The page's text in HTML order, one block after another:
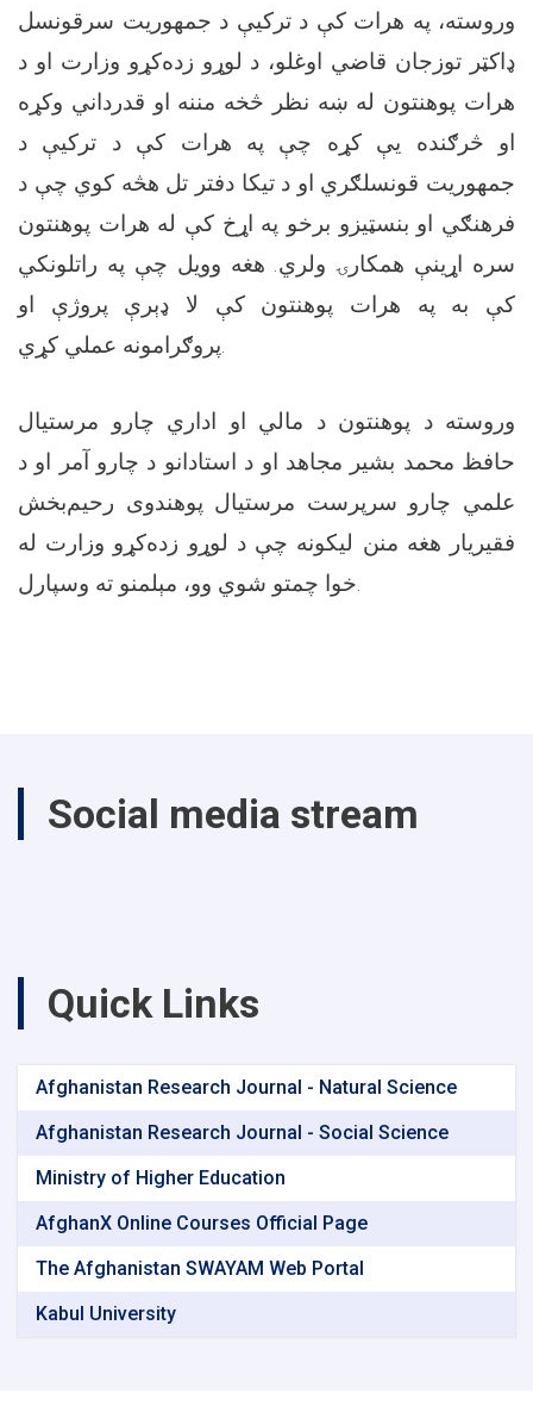
وروسته، په هرات کې د ترکیې د جمهوریت سرقونسل
ډاکټر توزجان قاضي اوغلو، د لوړو زده‌کړو وزارت او د
هرات پوهنتون له ښه نظر څخه مننه او قدرداني وکړه
او څرګنده یې کړه چې په هرات کې د ترکیې د
جمهوریت قونسلګري او د تیکا دفتر تل هڅه کوي چې د
فرهنګي او بنسټیزو برخو په اړخ کې له هرات پوهنتون
سره اړینې همکارۍ ولري. هغه وویل چې په راتلونکي
کې به په هرات پوهنتون کې لا ډېرې پروژې او
پروګرامونه عملي کړي.
وروسته د پوهنتون د مالي او اداري چارو مرستیال
حافظ محمد بشیر مجاهد او د استادانو د چارو آمر او د
علمي چارو سرپرست مرستیال پوهندوی رحیم‌بخش
فقیریار هغه منن لیکونه چې د لوړو زده‌کړو وزارت له
خوا چمتو شوي وو، مېلمنو ته وسپارل.
Social media stream
Quick Links
Afghanistan Research Journal - Natural Science
Afghanistan Research Journal - Social Science
Ministry of Higher Education
AfghanX Online Courses Official Page
The Afghanistan SWAYAM Web Portal
Kabul University